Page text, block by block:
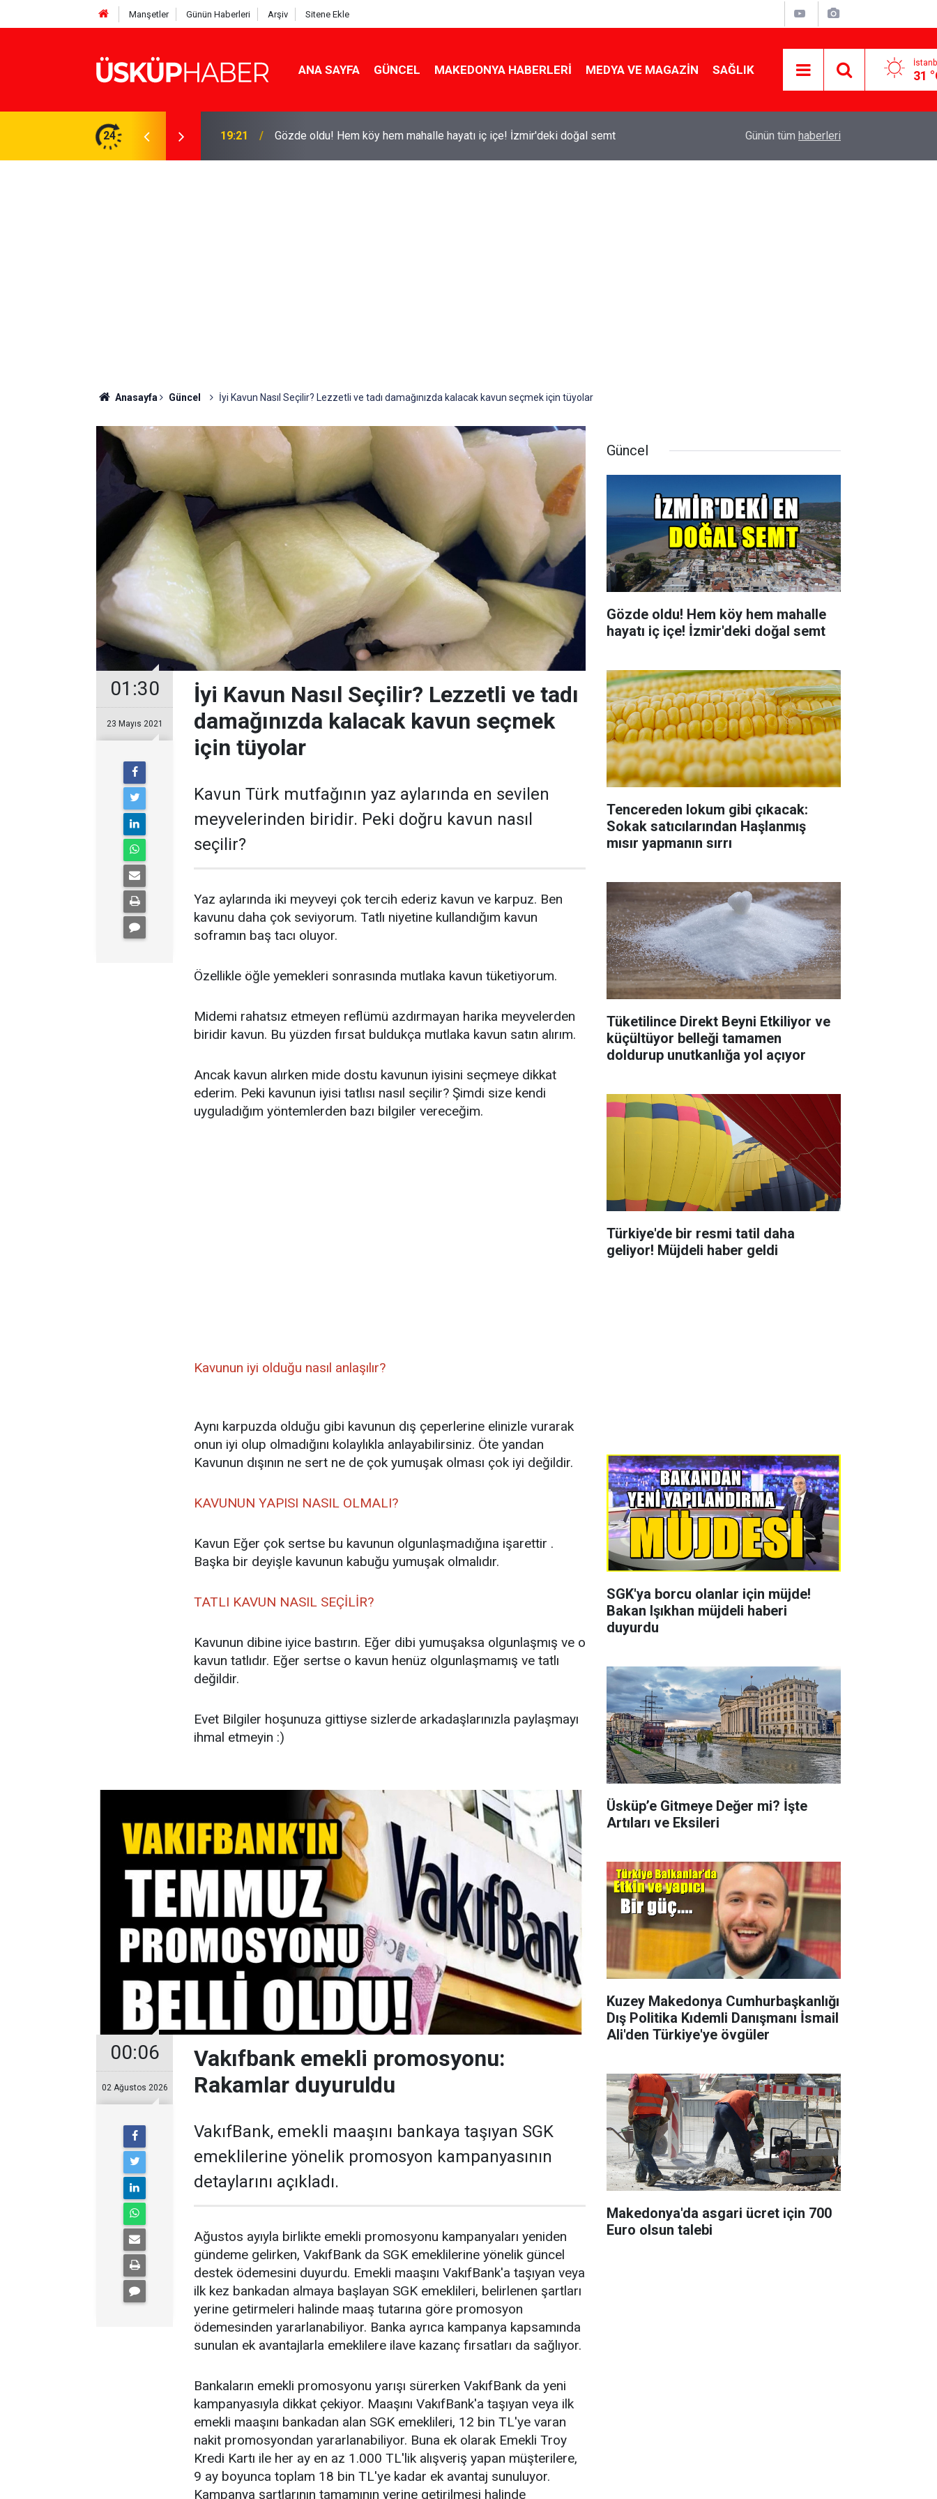
Manşetler Günün Haberleri Arşiv Sitene Ekle
ANA SAYFA GÜNCEL MAKEDONYA HABERLERI MEDYA VE MAGAZIN SAĞLIK 31
24 19:21 Gözde oldu! Hem köy hem mahalle hayatı iç içe! İzmir'deki doğal semt
yapmanın sırrı
Günün tüm haberleri
Anasayfa Güncel İyi Kavun Nasıl Seçilir? Lezzetli ve tadı damağınızda kalacak kavun seçmek için tüyolar
01:30
23 Mayıs 2021
İyi Kavun Nasıl Seçilir? Lezzetli ve tadı
damağınızda kalacak kavun seçmek
için tüyolar
Kavun Türk mutfağının yaz aylarında en sevilen
meyvelerinden biridir. Peki doğru kavun nasıl
seçilir?
Yaz aylarında iki meyveyi çok tercih ederiz kavun ve karpuz. Ben
kavunu daha çok seviyorum. Tatlı niyetine kullandığım kavun
soframın baş tacı oluyor.
Özellikle öğle yemekleri sonrasında mutlaka kavun tüketiyorum.
Midemi rahatsız etmeyen reflümü azdırmayan harika meyvelerden
biridir kavun. Bu yüzden fırsat buldukça mutlaka kavun satın alırım.
Ancak kavun alırken mide dostu kavunun iyisini seçmeye dikkat
ederim. Peki kavunun iyisi tatlısı nasıl seçilir? Şimdi size kendi
uyguladığım yöntemlerden bazı bilgiler vereceğim.
Kavunun iyi olduğu nasıl anlaşılır?
Aynı karpuzda olduğu gibi kavunun dış çeperlerine elinizle vurarak
onun iyi olup olmadığını kolaylıkla anlayabilirsiniz. Öte yandan
Kavunun dışının ne sert ne de çok yumuşak olması çok iyi değildir.
KAVUNUN YAPISI NASIL OLMALI?
Kavun Eğer çok sertse bu kavunun olgunlaşmadığına işarettir .
Başka bir deyişle kavunun kabuğu yumuşak olmalıdır.
TATLI KAVUN NASIL SEÇİLİR?
Kavunun dibine iyice bastırın. Eğer dibi yumuşaksa olgunlaşmış ve o
kavun tatlıdır. Eğer sertse o kavun henüz olgunlaşmamış ve tatlı
değildir.
Evet Bilgiler hoşunuza gittiyse sizlerde arkadaşlarınızla paylaşmayı
ihmal etmeyin :)
00:06
02 Ağustos 2026
Vakıfbank emekli promosyonu:
Rakamlar duyuruldu
VakıfBank, emekli maaşını bankaya taşıyan SGK
emeklilerine yönelik promosyon kampanyasının
detaylarını açıkladı.
Ağustos ayıyla birlikte emekli promosyonu kampanyaları yeniden
gündeme gelirken, VakıfBank da SGK emeklilerine yönelik güncel
destek ödemesini duyurdu. Emekli maaşını VakıfBank'a taşıyan veya
ilk kez bankadan almaya başlayan SGK emeklileri, belirlenen şartları
yerine getirmeleri halinde maaş tutarına göre promosyon
ödemesinden yararlanabiliyor. Banka ayrıca kampanya kapsamında
sunulan ek avantajlarla emeklilere ilave kazanç fırsatları da sağlıyor.
Bankaların emekli promosyonu yarışı sürerken VakıfBank da yeni
kampanyasıyla dikkat çekiyor. Maaşını VakıfBank'a taşıyan veya ilk
emekli maaşını bankadan alan SGK emeklileri, 12 bin TL'ye varan
nakit promosyondan yararlanabiliyor. Buna ek olarak Emekli Troy
Kredi Kartı ile her ay en az 1.000 TL'lik alışveriş yapan müşterilere,
9 ay boyunca toplam 18 bin TL'ye kadar ek avantaj sunuluyor.
Kampanya şartlarının tamamının yerine getirilmesi halinde
Güncel
Gözde oldu! Hem köy hem mahalle
hayatı iç içe! İzmir'deki doğal semt
Tencereden lokum gibi çıkacak:
Sokak satıcılarından Haşlanmış
mısır yapmanın sırrı
Tüketilince Direkt Beyni Etkiliyor ve
küçültüyor belleği tamamen
doldurup unutkanlığa yol açıyor
Türkiye'de bir resmi tatil daha
geliyor! Müjdeli haber geldi
SGK'ya borcu olanlar için müjde!
Bakan Işıkhan müjdeli haberi
duyurdu
Üsküp’e Gitmeye Değer mi? İşte
Artıları ve Eksileri
Kuzey Makedonya Cumhurbaşkanlığı
Dış Politika Kıdemli Danışmanı İsmail
Ali'den Türkiye'ye övgüler
Makedonya'da asgari ücret için 700
Euro olsun talebi